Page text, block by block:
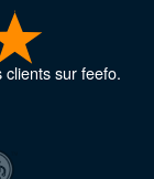
sur feefo.